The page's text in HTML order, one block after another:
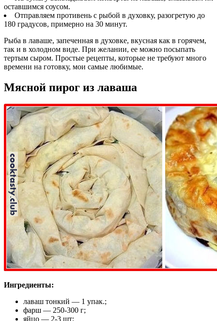
оставшимся соусом.
Отправляем противень с рыбой в духовку, разогретую до
180 градусов, примерно на 30 минут.
Рыба в лаваше, запеченная в духовке, вкусная как в горячем,
так и в холодном виде. При желании, ее можно посыпать
тертым сыром. Простые рецепты, которые не требуют много
времени на готовку, мои самые любимые.
Мясной пирог из лаваша
Ингредиенты:
лаваш тонкий — 1 упак.;
фарш — 250-300 г;
яйцо — 2-3 шт;